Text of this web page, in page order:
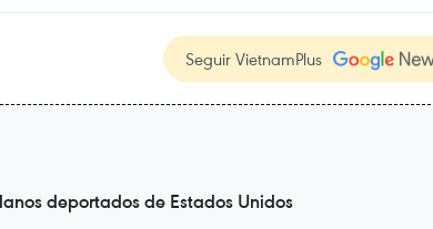
Seguir VietnamPlus
deportados de Estados Unidos